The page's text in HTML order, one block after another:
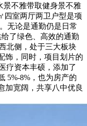
景不雅带取健身景不雅
四室两厅两卫户型是项
无论是通勤仍是日常
了绿色、高效的通勤
北侧，处于三大板块
饰，同时，项目划片的
疗资本丰硕，添加了
5%-8%，也为房产的
加宽阔，共享八中优良